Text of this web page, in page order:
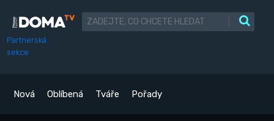
Partnerská
sekce
Nová Oblíbená Tváře Pořady